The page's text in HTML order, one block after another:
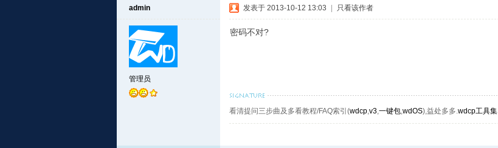
admin
管理员
发表于 2013-10-12 13:03 只看该作者
密码不对?
看清提问三步曲及多看教程/FAQ索引(wdcp,v3,一键包,wdOS),益处多多.wdcp工具集